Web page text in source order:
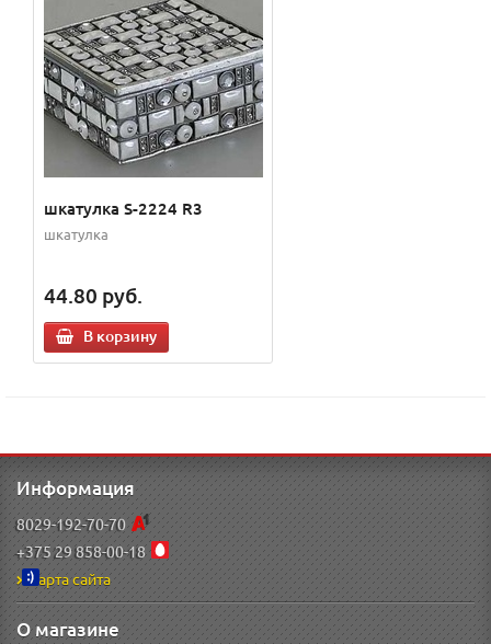
шкатулка S-2224 R3
шкатулка
44.80 руб.
В корзину
Информация
8029-192-70-70
+375 29 858-00-18
Карта сайта
О магазине